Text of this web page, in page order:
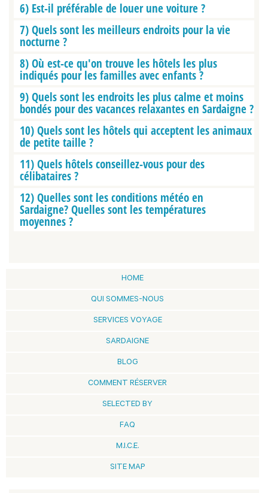
6) Est-il préférable de louer une voiture ?
7) Quels sont les meilleurs endroits pour la vie
nocturne ?
8) Où est-ce qu'on trouve les hôtels les plus
indiqués pour les familles avec enfants ?
9) Quels sont les endroits les plus calme et moins
bondés pour des vacances relaxantes en Sardaigne ?
10) Quels sont les hôtels qui acceptent les animaux
de petite taille ?
11) Quels hôtels conseillez-vous pour des
célibataires ?
12) Quelles sont les conditions météo en
Sardaigne? Quelles sont les températures
moyennes ?
HOME
QUI SOMMES-NOUS
SERVICES VOYAGE
SARDAIGNE
BLOG
COMMENT RÉSERVER
SELECTED BY
FAQ
M.I.C.E.
SITE MAP